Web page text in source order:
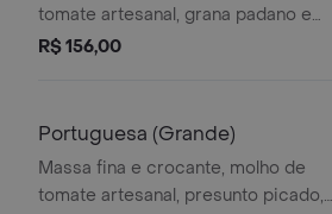
tomate artesanal, grana padano e
manjericão fresco
R$ 156,00
Portuguesa (Grande)
Massa fina e crocante, molho de
tomate artesanal, presunto picado,